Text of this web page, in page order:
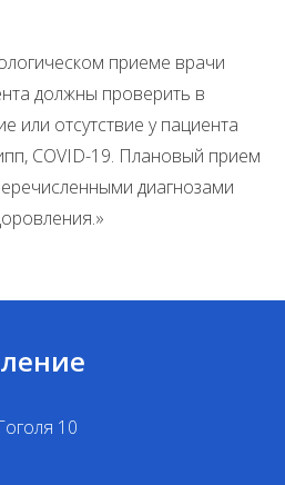
приеме врачи
должны проверить в
или отсутствие у пациента
COVID-19. Плановый прием
диагнозами
10